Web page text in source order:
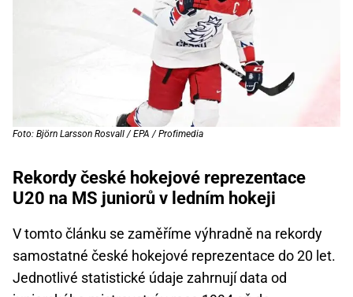
Foto: Björn Larsson Rosvall / EPA / Profimedia
Rekordy české hokejové reprezentace
U20 na MS juniorů v ledním hokeji
V tomto článku se zaměříme výhradně na rekordy
samostatné české hokejové reprezentace do 20 let.
Jednotlivé statistické údaje zahrnují data od